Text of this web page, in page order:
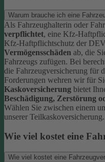
Warum brauche ich eine
Als Fahrzeughalterin oder
verpflichtet, eine Kfz-
Kfz-Haftpflichtschutz der
Vermögensschäden ab, die
Fahrzeugs zufügen. Bei
die Fahrzeugversicherung für
Forderungen wehren wir für
Kaskoversicherung bietet
Beschädigung, Zerstörung
Wählen Sie zwischen einem
unserer Teilkaskoversicherung.
Wie viel kostet eine
Wie viel kostet eine